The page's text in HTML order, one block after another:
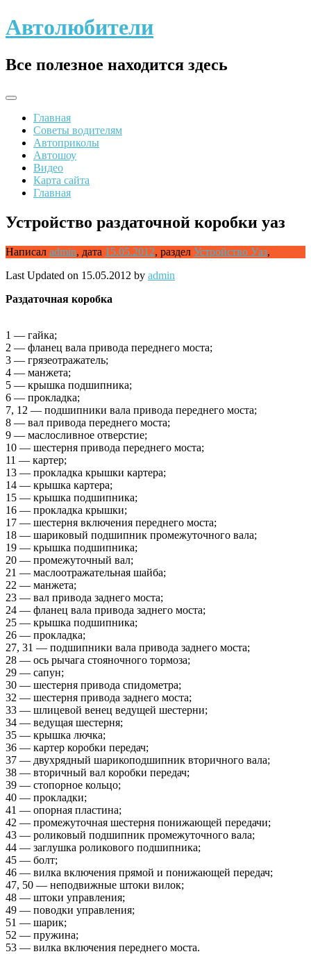
Skip
to
Автолюбители
Все полезное находится здесь
Главная
Советы водителям
Автоприколы
Автошоу
Видео
Карта сайта
Главная
Устройство раздаточной коробки уаз
Написал admin, дата 15.05.2012, раздел Устройство Уаз,
Last Updated on 15.05.2012 by admin
Раздаточная коробка
1 — гайка;
2 — фланец вала привода переднего моста;
3 — грязеотражатель;
4 — манжета;
5 — крышка подшипника;
6 — прокладка;
7, 12 — подшипники вала привода переднего моста;
8 — вал привода переднего моста;
9 — маслосливное отверстие;
10 — шестерня привода переднего моста;
11 — картер;
13 — прокладка крышки картера;
14 — крышка картера;
15 — крышка подшипника;
16 — прокладка крышки;
17 — шестерня включения переднего моста;
18 — шариковый подшипник промежуточного вала;
19 — крышка подшипника;
20 — промежуточный вал;
21 — маслоотражательная шайба;
22 — манжета;
23 — вал привода заднего моста;
24 — фланец вала привода заднего моста;
25 — крышка подшипника;
26 — прокладка;
27, 31 — подшипники вала привода заднего моста;
28 — ось рычага стояночного тормоза;
29 — сапун;
30 — шестерня привода спидометра;
32 — шестерня привода заднего моста;
33 — шлицевой венец ведущей шестерни;
34 — ведущая шестерня;
35 — крышка лючка;
36 — картер коробки передач;
37 — двухрядный шарикоподшипник вторичного вала;
38 — вторичный вал коробки передач;
39 — стопорное кольцо;
40 — прокладки;
41 — опорная пластина;
42 — промежуточная шестерня понижающей передачи;
43 — роликовый подшипник промежуточного вала;
44 — заглушка роликового подшипника;
45 — болт;
46 — вилка включения прямой и понижающей передач;
47, 50 — неподвижные штоки вилок;
48 — штоки управления;
49 — поводки управления;
51 — шарик;
52 — пружина;
53 — вилка включения переднего моста.